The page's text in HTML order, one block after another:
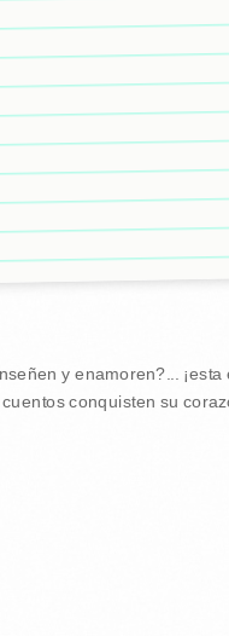
y enamoren?...
conquisten su